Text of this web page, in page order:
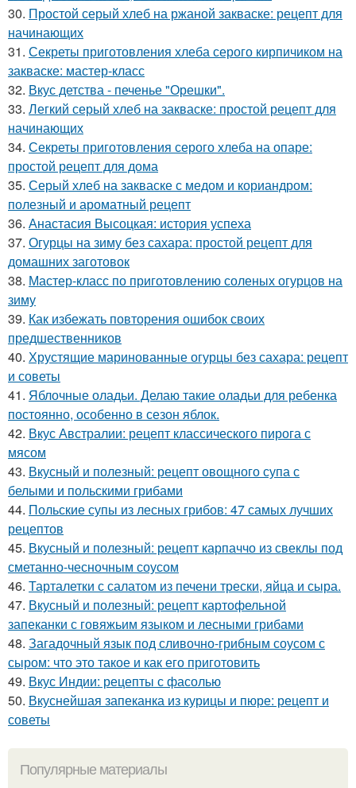
30. Простой серый хлеб на ржаной закваске: рецепт для
начинающих
31. Секреты приготовления хлеба серого кирпичиком на
закваске: мастер-класс
32. Вкус детства - печенье "Орешки".
33. Легкий серый хлеб на закваске: простой рецепт для
начинающих
34. Секреты приготовления серого хлеба на опаре:
простой рецепт для дома
35. Серый хлеб на закваске с медом и кориандром:
полезный и ароматный рецепт
36. Анастасия Высоцкая: история успеха
37. Огурцы на зиму без сахара: простой рецепт для
домашних заготовок
38. Мастер-класс по приготовлению соленых огурцов на
зиму
39. Как избежать повторения ошибок своих
предшественников
40. Хрустящие маринованные огурцы без сахара: рецепт
и советы
41. Яблочные оладьи. Делаю такие оладьи для ребенка
постоянно, особенно в сезон яблок.
42. Вкус Австралии: рецепт классического пирога с
мясом
43. Вкусный и полезный: рецепт овощного супа с
белыми и польскими грибами
44. Польские супы из лесных грибов: 47 самых лучших
рецептов
45. Вкусный и полезный: рецепт карпаччо из свеклы под
сметанно-чесночным соусом
46. Тарталетки с салатом из печени трески, яйца и сыра.
47. Вкусный и полезный: рецепт картофельной
запеканки с говяжьим языком и лесными грибами
48. Загадочный язык под сливочно-грибным соусом с
сыром: что это такое и как его приготовить
49. Вкус Индии: рецепты с фасолью
50. Вкуснейшая запеканка из курицы и пюре: рецепт и
советы
Популярные материалы